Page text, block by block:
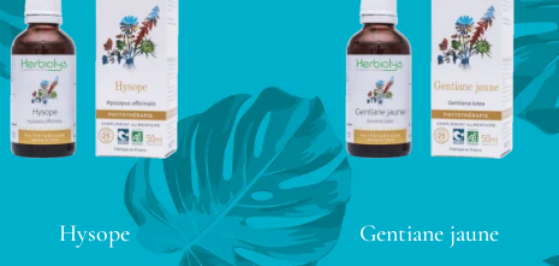
Hysope Gentiane jaune